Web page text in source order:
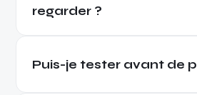
regarder ?
Puis-je tester avant de